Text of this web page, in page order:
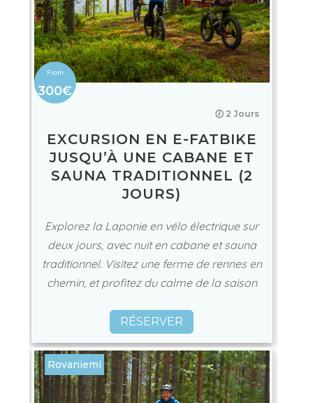
300€
🕖 2 Jours
EXCURSION EN E-FATBIKE
JUSQU’À UNE CABANE ET
SAUNA TRADITIONNEL (2
JOURS)
Explorez la Laponie en vélo électrique sur
deux jours, avec nuit en cabane et sauna
traditionnel. Visitez une ferme de rennes en
chemin, et profitez du calme de la saison
RÉSERVER
Rovaniemi